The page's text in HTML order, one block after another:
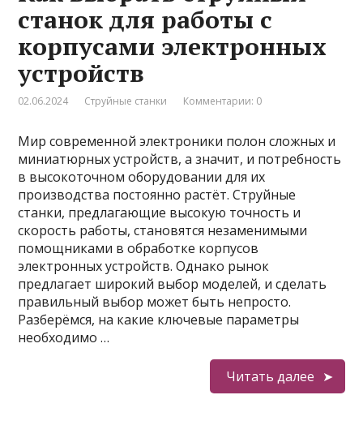
станок для работы с
корпусами электронных
устройств
02.06.2024 Струйные станки Комментарии: 0
Мир современной электроники полон сложных и
миниатюрных устройств, а значит, и потребность
в высокоточном оборудовании для их
производства постоянно растёт. Струйные
станки, предлагающие высокую точность и
скорость работы, становятся незаменимыми
помощниками в обработке корпусов
электронных устройств. Однако рынок
предлагает широкий выбор моделей, и сделать
правильный выбор может быть непросто.
Разберёмся, на какие ключевые параметры
необходимо …
Читать далее